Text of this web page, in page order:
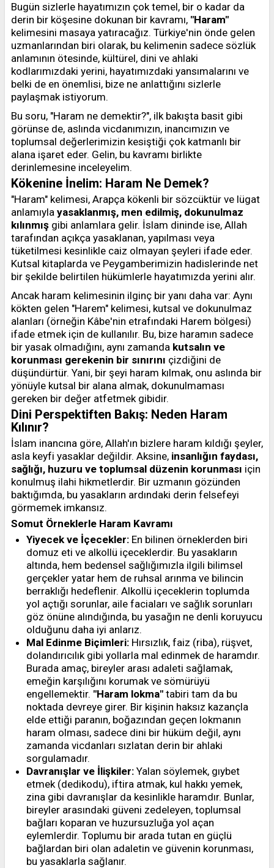
Bugün sizlerle hayatımızın çok temel, bir o kadar da
derin bir köşesine dokunan bir kavramı, "Haram"
kelimesini masaya yatıracağız. Türkiye'nin önde gelen
uzmanlarından biri olarak, bu kelimenin sadece sözlük
anlamının ötesinde, kültürel, dini ve ahlaki
kodlarımızdaki yerini, hayatımızdaki yansımalarını ve
belki de en önemlisi, bize ne anlattığını sizlerle
paylaşmak istiyorum.
Bu soru, "Haram ne demektir?", ilk bakışta basit gibi
görünse de, aslında vicdanımızın, inancımızın ve
toplumsal değerlerimizin kesiştiği çok katmanlı bir
alana işaret eder. Gelin, bu kavramı birlikte
derinlemesine inceleyelim.
Kökenine İnelim: Haram Ne Demek?
"Haram" kelimesi, Arapça kökenli bir sözcüktür ve lügat
anlamıyla yasaklanmış, men edilmiş, dokunulmaz
kılınmış gibi anlamlara gelir. İslam dininde ise, Allah
tarafından açıkça yasaklanan, yapılması veya
tüketilmesi kesinlikle caiz olmayan şeyleri ifade eder.
Kutsal kitaplarda ve Peygamberimizin hadislerinde net
bir şekilde belirtilen hükümlerle hayatımızda yerini alır.
Ancak haram kelimesinin ilginç bir yanı daha var: Aynı
kökten gelen "Harem" kelimesi, kutsal ve dokunulmaz
alanları (örneğin Kâbe'nin etrafındaki Harem bölgesi)
ifade etmek için de kullanılır. Bu, bize haramın sadece
bir yasak olmadığını, aynı zamanda kutsalın ve
korunması gerekenin bir sınırını çizdiğini de
düşündürtür. Yani, bir şeyi haram kılmak, onu aslında bir
yönüyle kutsal bir alana almak, dokunulmaması
gereken bir değer atfetmek gibidir.
Dini Perspektiften Bakış: Neden Haram
Kılınır?
İslam inancına göre, Allah'ın bizlere haram kıldığı şeyler,
asla keyfi yasaklar değildir. Aksine, insanlığın faydası,
sağlığı, huzuru ve toplumsal düzenin korunması için
konulmuş ilahi hikmetlerdir. Bir uzmanın gözünden
baktığımda, bu yasakların ardındaki derin felsefeyi
görmemek imkansız.
Somut Örneklerle Haram Kavramı
Yiyecek ve İçecekler: En bilinen örneklerden biri
domuz eti ve alkollü içeceklerdir. Bu yasakların
altında, hem bedensel sağlığımızla ilgili bilimsel
gerçekler yatar hem de ruhsal arınma ve bilincin
berraklığı hedeflenir. Alkollü içeceklerin toplumda
yol açtığı sorunlar, aile faciaları ve sağlık sorunları
göz önüne alındığında, bu yasağın ne denli koruyucu
olduğunu daha iyi anlarız.
Mal Edinme Biçimleri: Hırsızlık, faiz (riba), rüşvet,
dolandırıcılık gibi yollarla mal edinmek de haramdır.
Burada amaç, bireyler arası adaleti sağlamak,
emeğin karşılığını korumak ve sömürüyü
engellemektir. "Haram lokma" tabiri tam da bu
noktada devreye girer. Bir kişinin haksız kazançla
elde ettiği paranın, boğazından geçen lokmanın
haram olması, sadece dini bir hüküm değil, aynı
zamanda vicdanları sızlatan derin bir ahlaki
sorgulamadır.
Davranışlar ve İlişkiler: Yalan söylemek, gıybet
etmek (dedikodu), iftira atmak, kul hakkı yemek,
zina gibi davranışlar da kesinlikle haramdır. Bunlar,
bireyler arasındaki güveni zedeleyen, toplumsal
bağları koparan ve huzursuzluğa yol açan
eylemlerdir. Toplumu bir arada tutan en güçlü
bağlardan biri olan adaletin ve güvenin korunması,
bu yasaklarla sağlanır.